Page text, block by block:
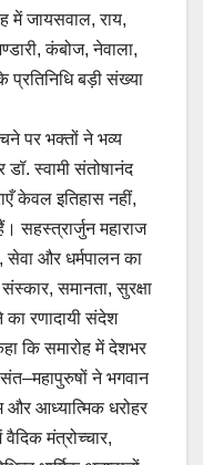
में जायसवाल, राय,
कंबोज, नेवाला,
बड़ी संख्या
पर भक्तों ने भव्य
स्वामी संतोषानंद
केवल इतिहास नहीं,
सहस्त्रार्जुन महाराज
और धर्मपालन का
संस्कार, समानता, सुरक्षा
का रणादायी संदेश
कि समारोह में देशभर
ने भगवान
और आध्यात्मिक धरोहर
मंत्रोच्चार,